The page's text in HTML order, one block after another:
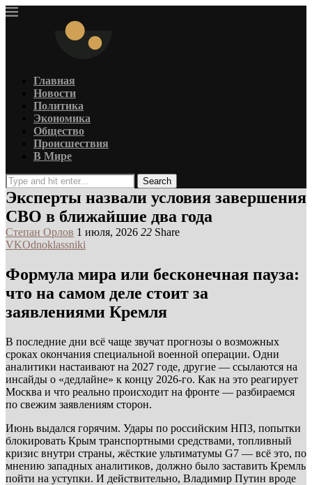
Главная
Новости
Политика
Экономика
Общество
Происшествия
В Мире
Search
Эксперты назвали условия завершения
СВО в ближайшие два года
Степан Орлов 1 июля, 2026 22 Share
VKOdnoklassniki
Формула мира или бесконечная пауза:
что на самом деле стоит за
заявлениями Кремля
В последние дни всё чаще звучат прогнозы о возможных
сроках окончания специальной военной операции. Одни
аналитики настаивают на 2027 годе, другие — ссылаются на
инсайды о «дедлайне» к концу 2026-го. Как на это реагирует
Москва и что реально происходит на фронте — разбираемся
по свежим заявлениям сторон.
Июнь выдался горячим. Удары по российским НПЗ, попытки
блокировать Крым транспортными средствами, топливный
кризис внутри страны, жёсткие ультиматумы G7 — всё это, по
мнению западных аналитиков, должно было заставить Кремль
пойти на уступки. И действительно, Владимир Путин вроде